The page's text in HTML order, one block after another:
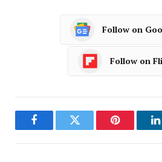
Follow on
Follow on
FacebookTwitter Pinterest